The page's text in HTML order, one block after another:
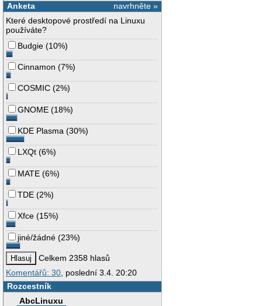
navrhněte »
Anketa
Které desktopové prostředí na Linuxu
používáte?
Budgie (10%)
Cinnamon (7%)
COSMIC (2%)
GNOME (18%)
KDE Plasma (30%)
LXQt (6%)
MATE (6%)
TDE (2%)
Xfce (15%)
jiné/žádné (23%)
Celkem 2358 hlasů
Komentářů: 30, poslední 3.4. 20:20
Rozcestník
AbcLinuxu